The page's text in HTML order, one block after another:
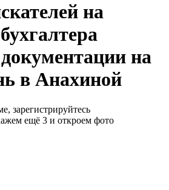
на
на
в Анахиной
зарегистрируйтесь
ещё 3 и откроем фото